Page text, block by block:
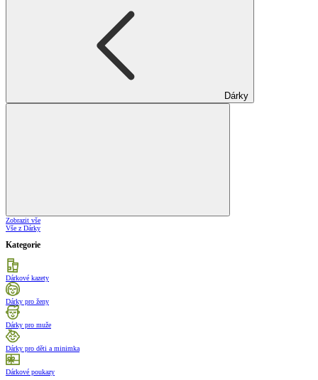
Dárky
Zobrazit vše
Vše z Dárky
Kategorie
Dárkové kazety
Dárky pro ženy
Dárky pro muže
Dárky pro děti a minimka
Dárkové poukazy